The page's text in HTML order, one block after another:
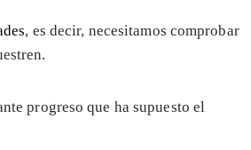
, es decir, necesitamos comprobar
progreso que ha supuesto el